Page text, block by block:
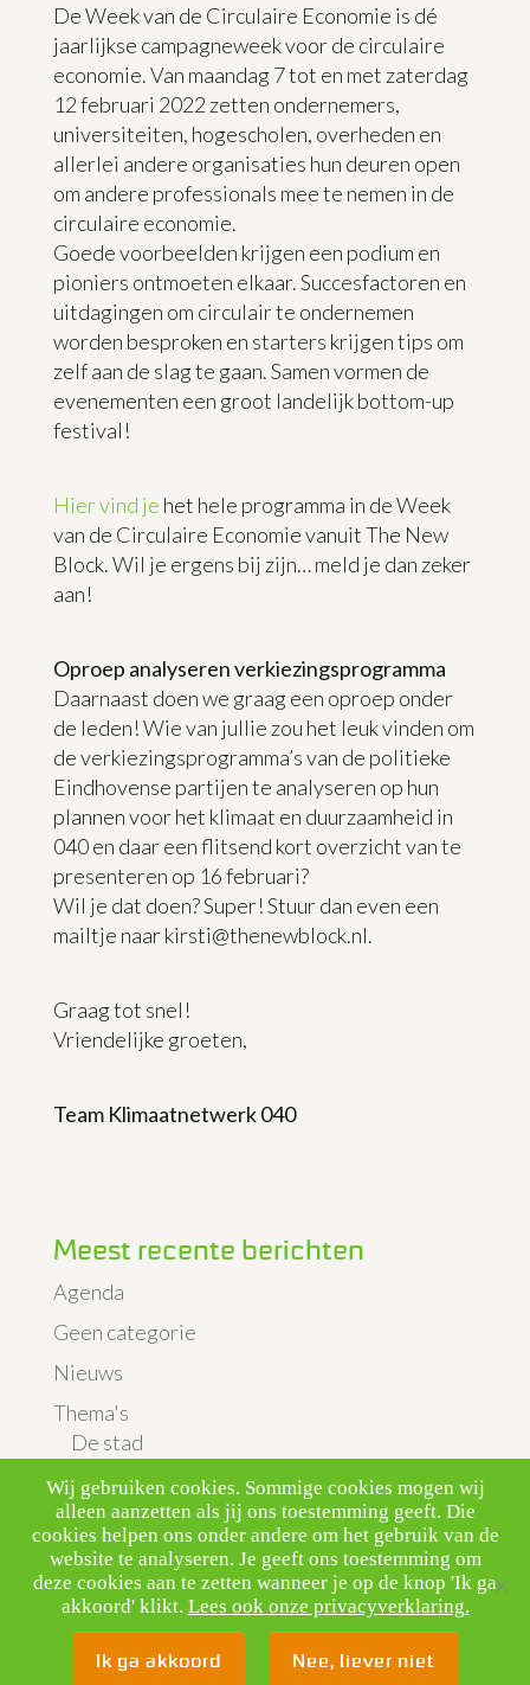
De Week van de Circulaire Economie is dé
jaarlijkse campagneweek voor de circulaire
economie. Van maandag 7 tot en met zaterdag
12 februari 2022 zetten ondernemers,
universiteiten, hogescholen, overheden en
allerlei andere organisaties hun deuren open
om andere professionals mee te nemen in de
circulaire economie.
Goede voorbeelden krijgen een podium en
pioniers ontmoeten elkaar. Succesfactoren en
uitdagingen om circulair te ondernemen
worden besproken en starters krijgen tips om
zelf aan de slag te gaan. Samen vormen de
evenementen een groot landelijk bottom-up
festival!
Hier vind je het hele programma in de Week
van de Circulaire Economie vanuit The New
Block. Wil je ergens bij zijn… meld je dan zeker
aan!
Oproep analyseren verkiezingsprogramma
Daarnaast doen we graag een oproep onder
de leden! Wie van jullie zou het leuk vinden om
de verkiezingsprogramma’s van de politieke
Eindhovense partijen te analyseren op hun
plannen voor het klimaat en duurzaamheid in
040 en daar een flitsend kort overzicht van te
presenteren op 16 februari?
Wil je dat doen? Super! Stuur dan even een
mailtje naar kirsti@thenewblock.nl.
Graag tot snel!
Vriendelijke groeten,
Team Klimaatnetwerk 040
Meest recente berichten
Agenda
Geen categorie
Nieuws
Thema's
De stad
Landbouw & Veeteelt
Luchtkwaliteit & verkeer
Vliegveld
Uitgelicht
Wij gebruiken cookies. Sommige cookies mogen wij
alleen aanzetten als jij ons toestemming geeft. Die
cookies helpen ons onder andere om het gebruik van de
website te analyseren. Je geeft ons toestemming om
deze cookies aan te zetten wanneer je op de knop 'Ik ga
akkoord' klikt. Lees ook onze privacyverklaring.
Ik ga akkoord Nee, liever niet